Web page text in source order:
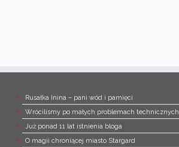
Rusałka Inina – pani wód i pamięci
Wrócilismy po małych problemach technicznych
Już ponad 11 lat istnienia bloga
O magii chroniącej miasto Stargard